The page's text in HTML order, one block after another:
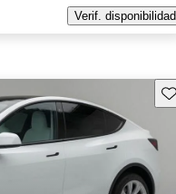
Verif. disponibilidad